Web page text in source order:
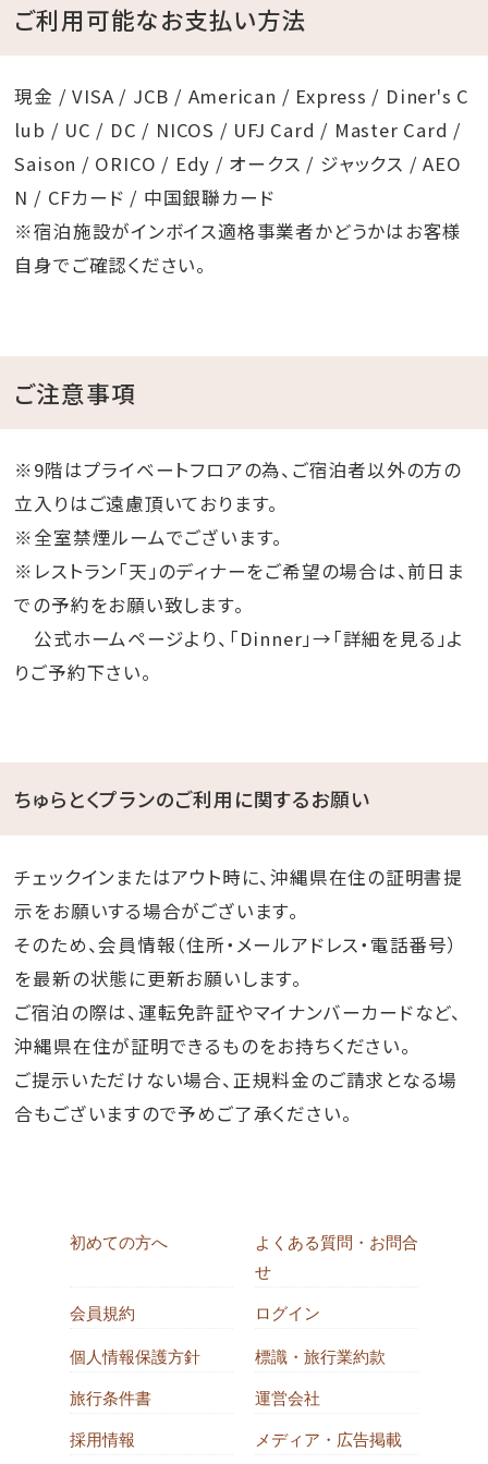
ご利用可能なお支払い方法
現金 / VISA / JCB / American / Express / Diner's C
lub / UC / DC / NICOS / UFJ Card / Master Card /
Saison / ORICO / Edy / オークス / ジャックス / AEO
N / CFカード / 中国銀聯カード
※宿泊施設がインボイス適格事業者かどうかはお客様
自身でご確認ください。
ご注意事項
※9階はプライベートフロアの為、ご宿泊者以外の方の
立入りはご遠慮頂いております。
※全室禁煙ルームでございます。
※レストラン「天」のディナーをご希望の場合は、前日ま
での予約をお願い致します。
公式ホームページより、「Dinner」→「詳細を見る」よ
りご予約下さい。
ちゅらとくプランのご利用に関するお願い
チェックインまたはアウト時に、沖縄県在住の証明書提
示をお願いする場合がございます。
そのため、会員情報（住所・メールアドレス・電話番号）
を最新の状態に更新お願いします。
ご宿泊の際は、運転免許証やマイナンバーカードなど、
沖縄県在住が証明できるものをお持ちください。
ご提示いただけない場合、正規料金のご請求となる場
合もございますので予めご了承ください。
初めての方へ
よくある質問・お問合
せ
会員規約 ログイン
個人情報保護方針 標識・旅行業約款
旅行条件書 運営会社
採用情報 メディア・広告掲載